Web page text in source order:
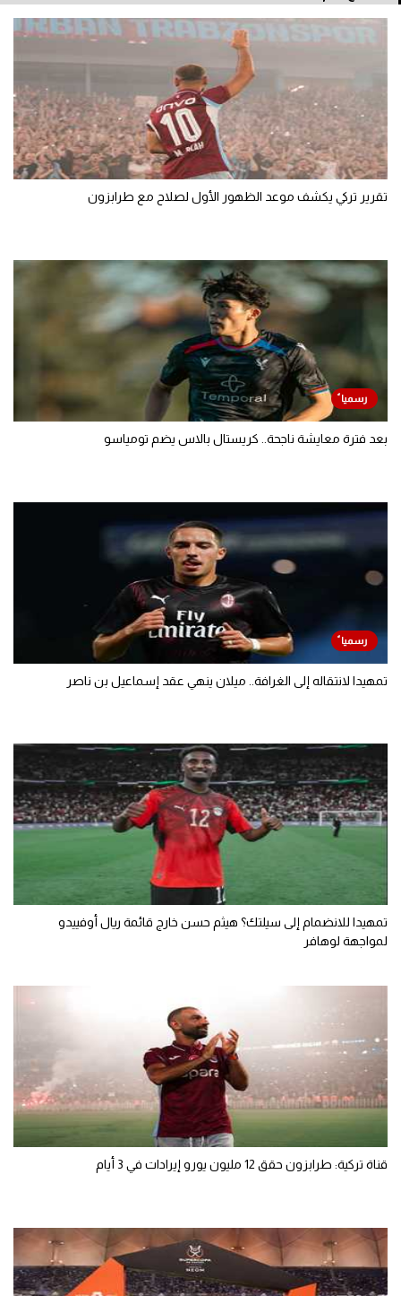
تقرير تركي يكشف موعد الظهور الأول لصلاح مع طرابزون
بعد فترة معايشة ناجحة.. كريستال بالاس يضم تومياسو
تمهيدا لانتقاله إلى الغرافة.. ميلان ينهي عقد إسماعيل بن ناصر
تمهيدا للانضمام إلى سيلتك؟ هيثم حسن خارج قائمة ريال أوفييدو
لمواجهة لوهافر
قناة تركية: طرابزون حقق 12 مليون يورو إيرادات في 3 أيام